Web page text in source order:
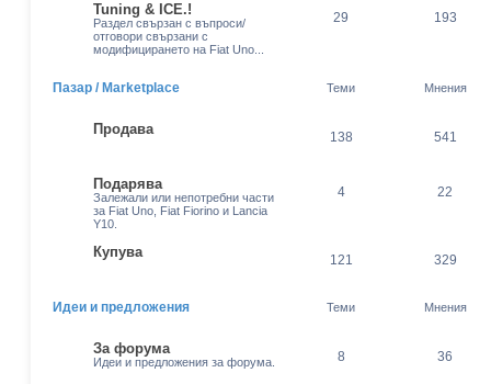
Tuning & ICE.!
Раздел свързан с въпроси/
отговори свързани с
модифицирането на Fiat Uno...
29 193
Пазар / Marketplace Теми Мнения
Продава 138 541
Подарява
Залежали или непотребни части
за Fiat Uno, Fiat Fiorino и Lancia
Y10.
4 22
Купува 121 329
Идеи и предложения Теми Мнения
За форума
Идеи и предложения за форума. 8 36